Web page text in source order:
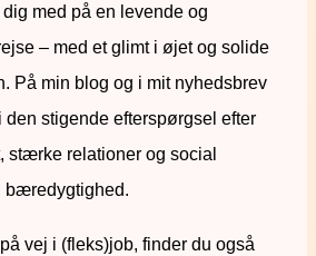
med på en levende og
– med et glimt i øjet og solide
På min blog og i mit nyhedsbrev
den stigende efterspørgsel efter
stærke relationer og social
bæredygtighed.
vej i (fleks)job, finder du også